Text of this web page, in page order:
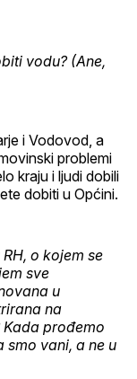
vodu? (Ane,
i Vodovod, a
problemi
kraju i ljudi dobili
dobiti u Općini.
o kojem se
sve
u
na
prođemo
vani, a ne u